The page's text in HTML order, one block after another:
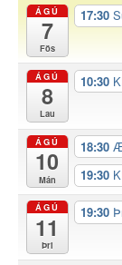
ÁGÚ
7
Fös
17:30
ÁGÚ
8
Lau
10:30
ÁGÚ
10
Mán
18:30
19:30
ÁGÚ
11
Þri
19:30